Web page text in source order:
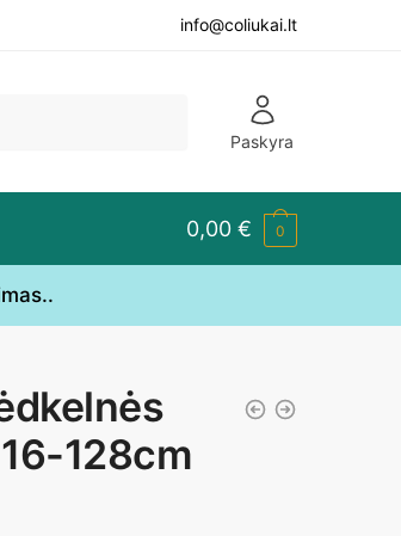
info@coliukai.lt
Paskyra
0,00 € 0
128cm